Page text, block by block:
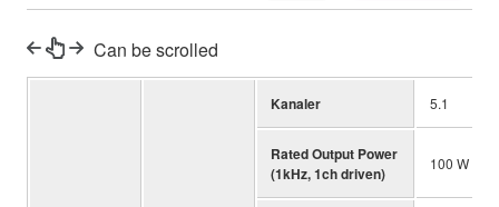
Can be scrolled
Kanaler 5.1
Rated Output Power
(1kHz, 1ch driven)
100 W (6